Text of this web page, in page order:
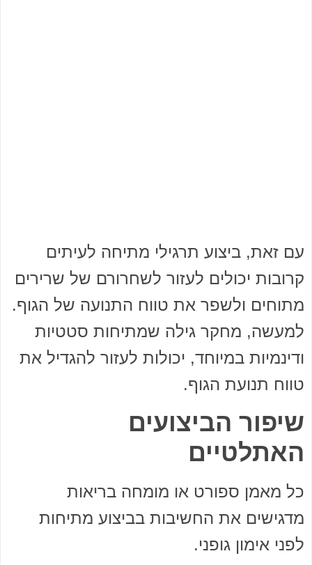
עם זאת, ביצוע תרגילי מתיחה לעיתים
קרובות יכולים לעזור לשחרורם של שרירים
מתוחים ולשפר את טווח התנועה של הגוף.
למעשה, מחקר גילה שמתיחות סטטיות
ודינמיות במיוחד, יכולות לעזור להגדיל את
טווח תנועת הגוף.
שיפור הביצועים
האתלטיים
כל מאמן ספורט או מומחה בריאות
מדגישים את החשיבות בביצוע מתיחות
לפני אימון גופני.